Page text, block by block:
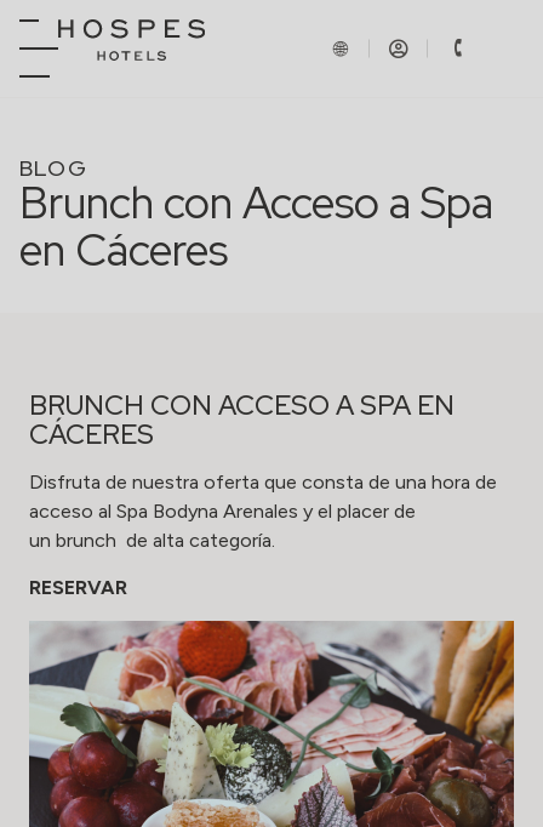
BLOG
Brunch con Acceso a Spa
en Cáceres
BRUNCH CON ACCESO A SPA EN
CÁCERES
Disfruta de nuestra oferta que consta de una hora de
acceso al Spa Bodyna Arenales y el placer de
un brunch de alta categoría.
RESERVAR